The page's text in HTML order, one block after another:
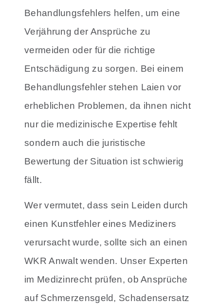
Behandlungsfehlers helfen, um eine
Verjährung der Ansprüche zu
vermeiden oder für die richtige
Entschädigung zu sorgen. Bei einem
Behandlungsfehler stehen Laien vor
erheblichen Problemen, da ihnen nicht
nur die medizinische Expertise fehlt
sondern auch die juristische
Bewertung der Situation ist schwierig
fällt.
Wer vermutet, dass sein Leiden durch
einen Kunstfehler eines Mediziners
verursacht wurde, sollte sich an einen
WKR Anwalt wenden. Unser Experten
im Medizinrecht prüfen, ob Ansprüche
auf Schmerzensgeld, Schadensersatz